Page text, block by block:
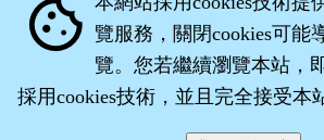
cookie 覽服務，關閉cookies可能
覽。您若繼續瀏覽本站，
採用cookies技術，並且完全接受本